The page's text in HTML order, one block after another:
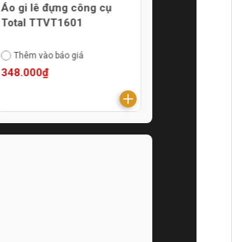
Áo gi lê đựng công cụ
Total TTVT1601
Thêm vào báo giá
348.000₫